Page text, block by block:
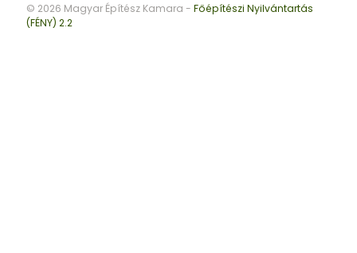
© 2026 Magyar Építész Kamara - Főépítészi Nyilvántartás
(FÉNY) 2.2